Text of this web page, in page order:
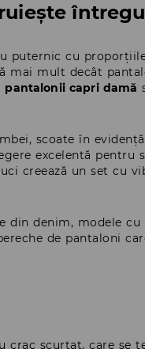
puternic cu
mai mult decât
pantalonii capri damă
scoate în
excelentă pentru
creează un set cu
din denim, modele cu
de pantaloni
crac scurtat, care se